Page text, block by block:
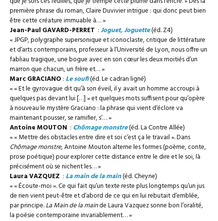
première phrase du roman, Claire Duvivier intrigue : qui donc peut bien
être cette créature immuable à… »
Jean-Paul GAVARD-PERRET :Joguet, Joguette(éd. Z4)
« JPGP, polygraphe supersonique et iconoclaste, critique de littérature
et d’arts contemporains, professeur à l’Université de Lyon, nous offre un
fabliau tragique, une bogue avec en son cœur les deux moitiés d’un
marron que chacun, un frère et… »
Marc GRACIANO : Le soufi(éd. Le cadran ligné)
« « Et le gyrovague dit qu’à son éveil, il y avait un homme accroupi à
quelques pas devant lui […] » et quelques mots suffisent pour qu’opère
à nouveau le mystère Graciano : la phrase qui vient d’éclore va
maintenant pousser, se ramifier, s’… »
Antoine MOUTON : Chômage monstre(éd. La Contre Allée)
« « Mettre des obstacles entre dire et soi c’est ça le travail ». Dans
Chômage monstre, Antoine Mouton alterne les formes (poème, conte,
prose poétique) pour explorer cette distance entre le dire et le soi, là
précisément où se nichent les… »
Laura VAZQUEZ : La main de la main(éd. Cheyne)
« « Écoute-moi ». Ce qui fait qu’un texte reste plus longtemps qu’un jus
de rien vient peut-être et d’abord de ce qui en lui rebutait d’emblée,
par principe.La Main de la mainde Laura Vazquez sonne bon l’oralité,
la poésie contemporaine invariablement… »